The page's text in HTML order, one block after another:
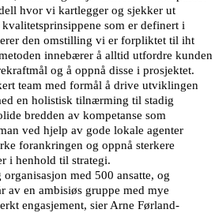
hvor vi kartlegger og sjekker ut
som er definert i
den omstilling vi er forpliktet til iht
innebærer å alltid utfordre kunden
og å oppnå disse i prosjektet.
team med formål å drive utviklingen
en holistisk tilnærming til stadig
bredden av kompetanse som
ved hjelp av gode lokale agenter
forankringen og oppnå sterkere
i henhold til strategi.
med 500 ansatte, og
av en ambisiøs gruppe med mye
engasjement, sier Arne Førland-